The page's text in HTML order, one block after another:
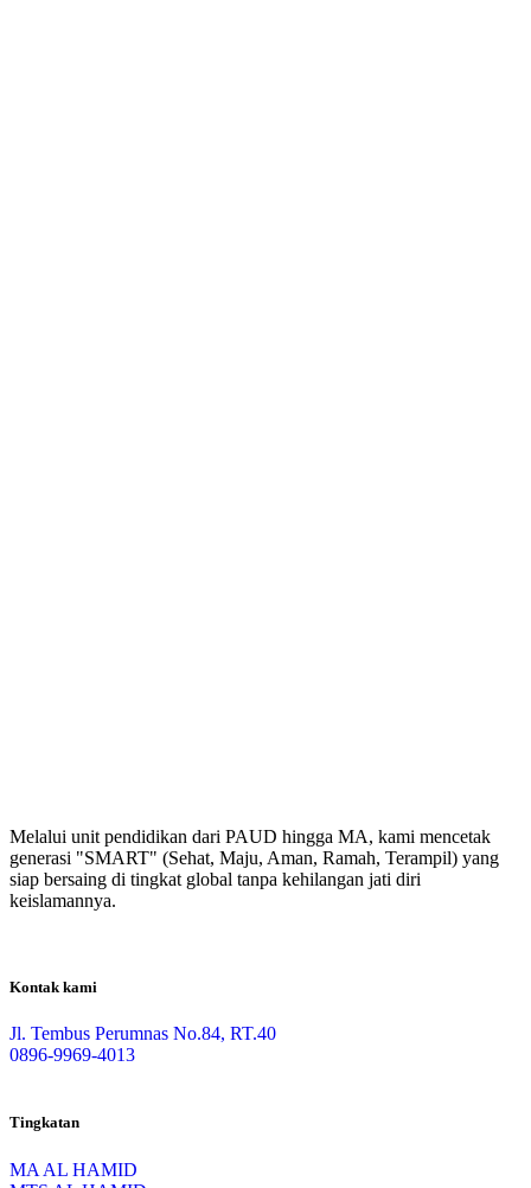
Melalui unit pendidikan dari PAUD hingga MA, kami mencetak
generasi "SMART" (Sehat, Maju, Aman, Ramah, Terampil) yang
siap bersaing di tingkat global tanpa kehilangan jati diri
keislamannya.
Kontak kami
Jl. Tembus Perumnas No.84, RT.40
0896-9969-4013
Tingkatan
MA AL HAMID